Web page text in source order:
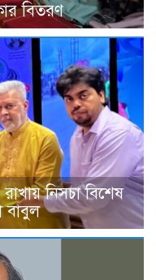
বিতরণ
নিসচা বিশেষ
বাবুল